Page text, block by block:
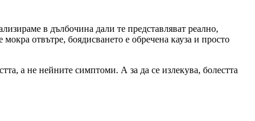
в дълбочина дали те представляват реално,
отвътре, боядисването е обречена кауза и просто
а не нейните симптоми. А за да се излекува, болестта